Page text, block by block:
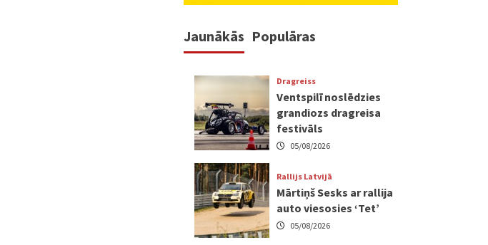
Jaunākās Populāras
Dragreiss
Ventspilī noslēdzies
grandiozs dragreisa
festivāls
05/08/2026
Rallijs Latvijā
Mārtiņš Sesks ar rallija
auto viesosies ‘Tet’
05/08/2026